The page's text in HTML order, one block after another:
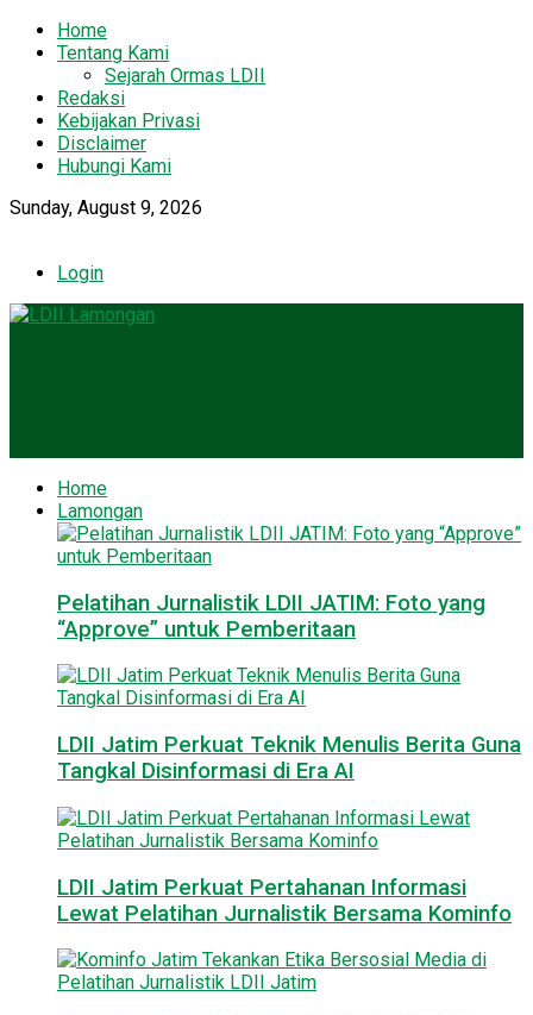
Home
Tentang Kami
Sejarah Ormas LDII
Redaksi
Kebijakan Privasi
Disclaimer
Hubungi Kami
Sunday, August 9, 2026
Login
Home
Lamongan
Pelatihan Jurnalistik LDII JATIM: Foto yang
“Approve” untuk Pemberitaan
LDII Jatim Perkuat Teknik Menulis Berita Guna
Tangkal Disinformasi di Era AI
LDII Jatim Perkuat Pertahanan Informasi
Lewat Pelatihan Jurnalistik Bersama Kominfo